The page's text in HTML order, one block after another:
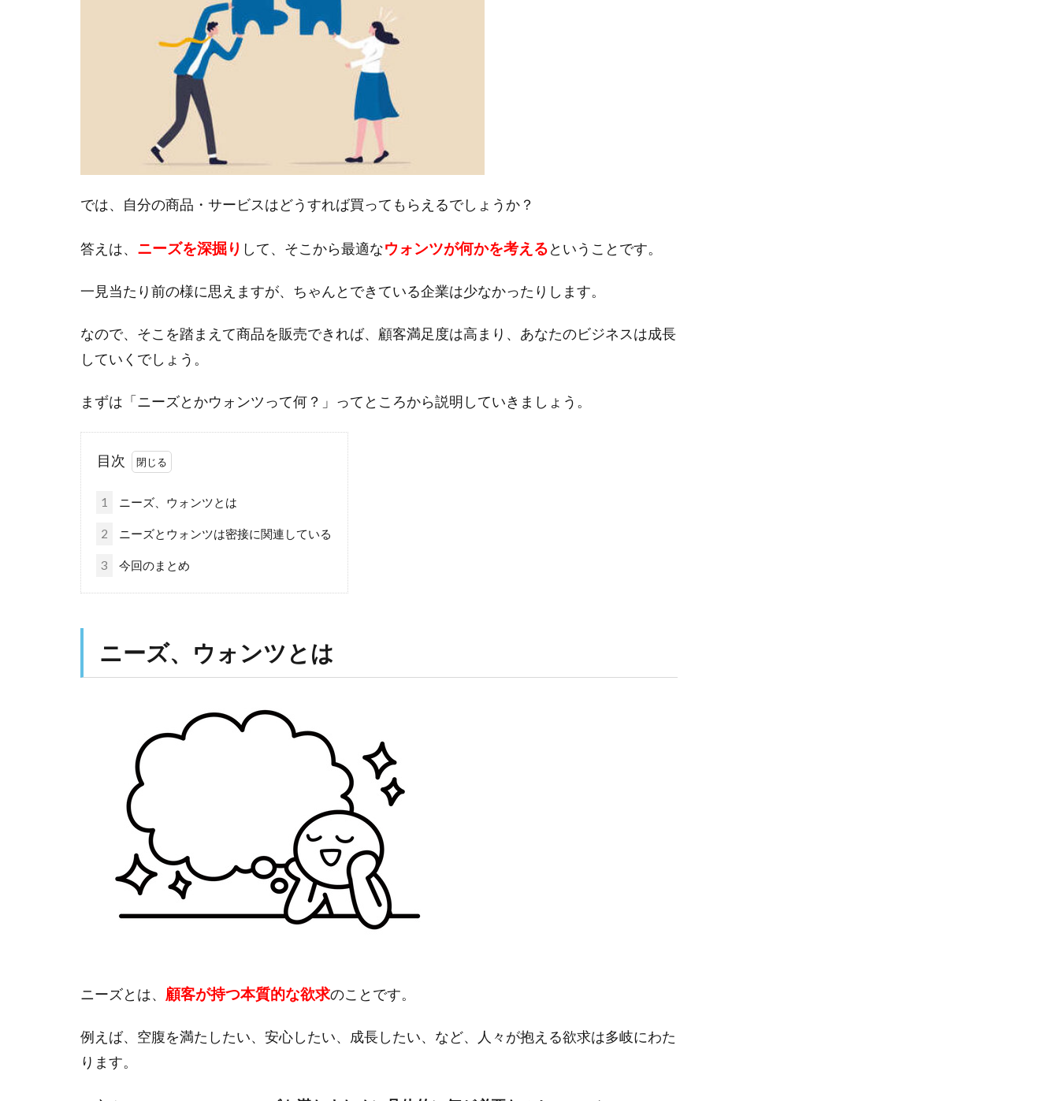
では、自分の商品・サービスはどうすれば買ってもらえるでしょうか？
答えは、 ニーズを深掘り して、そこから最適なウォンツが何かを考えるということです。
一見当たり前の様に思えますが、ちゃんとできている企業は少なかったりします。
なので、そこを踏まえて商品を販売できれば、顧客満足度は高まり、あなたのビジネスは成長
していくでしょう。
まずは「ニーズとかウォンツって何？」ってところから説明していきましょう。
目次
1 ニーズ、ウォンツとは
2 ニーズとウォンツは密接に関連している
3 今回のまとめ
ニーズ、ウォンツとは
ニーズとは、 顧客が持つ本質的な欲求のことです。
例えば、空腹を満たしたい、安心したい、成長したい、など、人々が抱える欲求は多岐にわた
ります。